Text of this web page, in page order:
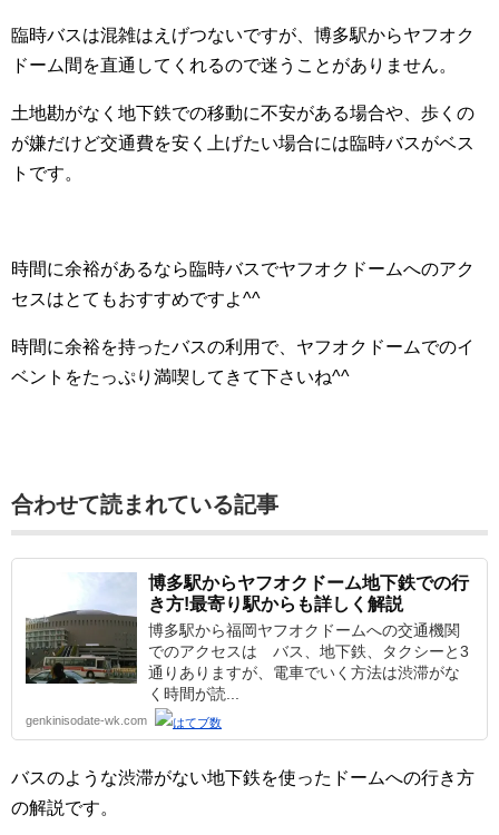
臨時バスは混雑はえげつないですが、博多駅からヤフオク
ドーム間を直通してくれるので迷うことがありません。
土地勘がなく地下鉄での移動に不安がある場合や、歩くの
が嫌だけど交通費を安く上げたい場合には臨時バスがベス
トです。
時間に余裕があるなら臨時バスでヤフオクドームへのアク
セスはとてもおすすめですよ^^
時間に余裕を持ったバスの利用で、ヤフオクドームでのイ
ベントをたっぷり満喫してきて下さいね^^
合わせて読まれている記事
博多駅からヤフオクドーム地下鉄での行
き方!最寄り駅からも詳しく解説
博多駅から福岡ヤフオクドームへの交通機関
でのアクセスは バス、地下鉄、タクシーと3
通りありますが、電車でいく方法は渋滞がな
く時間が読...
genkinisodate-wk.com
バスのような渋滞がない地下鉄を使ったドームへの行き方
の解説です。